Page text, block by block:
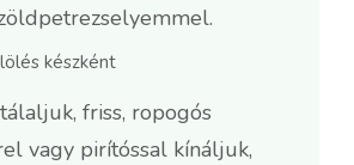
készként
friss, ropogós
vagy pirítóssal kínáljuk,